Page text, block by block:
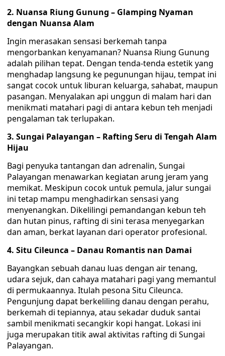
2. Nuansa Riung Gunung – Glamping Nyaman
dengan Nuansa Alam
Ingin merasakan sensasi berkemah tanpa
mengorbankan kenyamanan? Nuansa Riung Gunung
adalah pilihan tepat. Dengan tenda-tenda estetik yang
menghadap langsung ke pegunungan hijau, tempat ini
sangat cocok untuk liburan keluarga, sahabat, maupun
pasangan. Menyalakan api unggun di malam hari dan
menikmati matahari pagi di antara kebun teh menjadi
pengalaman tak terlupakan.
3. Sungai Palayangan – Rafting Seru di Tengah Alam
Hijau
Bagi penyuka tantangan dan adrenalin, Sungai
Palayangan menawarkan kegiatan arung jeram yang
memikat. Meskipun cocok untuk pemula, jalur sungai
ini tetap mampu menghadirkan sensasi yang
menyenangkan. Dikelilingi pemandangan kebun teh
dan hutan pinus, rafting di sini terasa menyegarkan
dan aman, berkat layanan dari operator profesional.
4. Situ Cileunca – Danau Romantis nan Damai
Bayangkan sebuah danau luas dengan air tenang,
udara sejuk, dan cahaya matahari pagi yang memantul
di permukaannya. Itulah pesona Situ Cileunca.
Pengunjung dapat berkeliling danau dengan perahu,
berkemah di tepiannya, atau sekadar duduk santai
sambil menikmati secangkir kopi hangat. Lokasi ini
juga merupakan titik awal aktivitas rafting di Sungai
Palayangan.